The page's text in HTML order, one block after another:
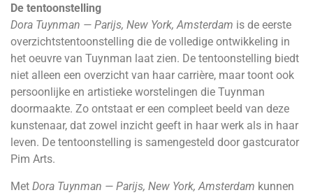
De tentoonstelling
Dora Tuynman — Parijs, New York, Amsterdam is de eerste
overzichtstentoonstelling die de volledige ontwikkeling in
het oeuvre van Tuynman laat zien. De tentoonstelling biedt
niet alleen een overzicht van haar carrière, maar toont ook
persoonlijke en artistieke worstelingen die Tuynman
doormaakte. Zo ontstaat er een compleet beeld van deze
kunstenaar, dat zowel inzicht geeft in haar werk als in haar
leven. De tentoonstelling is samengesteld door gastcurator
Pim Arts.
Met Dora Tuynman — Parijs, New York, Amsterdam kunnen